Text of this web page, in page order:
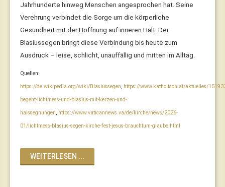
Jahrhunderte hinweg Menschen angesprochen hat. Seine
Verehrung verbindet die Sorge um die körperliche
Gesundheit mit der Hoffnung auf inneren Halt. Der
Blasiussegen bringt diese Verbindung bis heute zum
Ausdruck – leise, schlicht, unauffällig und mitten im Alltag.
Quellen:
https://de.wikipedia.org/wiki/Blasiussegen https://www.katholisch.at/aktuelles/
begeht-lichtmess-und-blasius-mit-kerzen-und-
halssegnungen https://www.vaticannews.va/de/kirche/news/2026-
01/lichtmess-blasius-segen-kirche-fest-jesus-brauchtum-glaube.html
WEITERLESEN ...